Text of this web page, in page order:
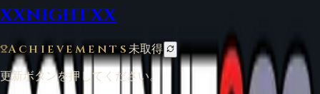
XXNIGHTXX
Achievements未取得
更新ボタンを押してください。